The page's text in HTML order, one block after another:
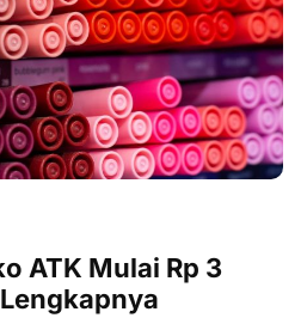
ATK Mulai Rp 3